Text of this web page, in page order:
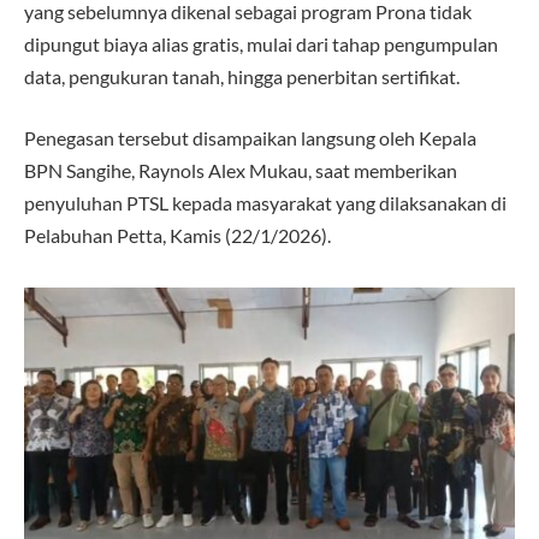
yang sebelumnya dikenal sebagai program Prona tidak
dipungut biaya alias gratis, mulai dari tahap pengumpulan
data, pengukuran tanah, hingga penerbitan sertifikat.
Penegasan tersebut disampaikan langsung oleh Kepala
BPN Sangihe, Raynols Alex Mukau, saat memberikan
penyuluhan PTSL kepada masyarakat yang dilaksanakan di
Pelabuhan Petta, Kamis (22/1/2026).